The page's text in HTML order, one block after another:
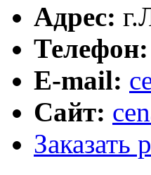
Адрес: г.
Телефон:
E-mail:
Сайт:
Заказать